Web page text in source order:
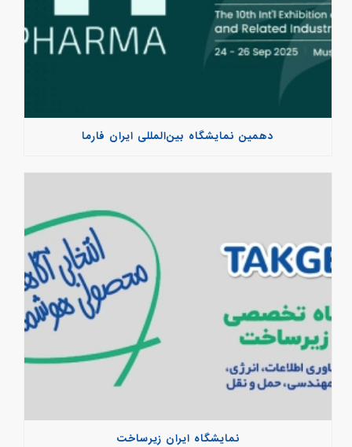
دهمین نمایشگاه بین‌المللی ایران فارما
نمایشگاه ایران زیرساخت